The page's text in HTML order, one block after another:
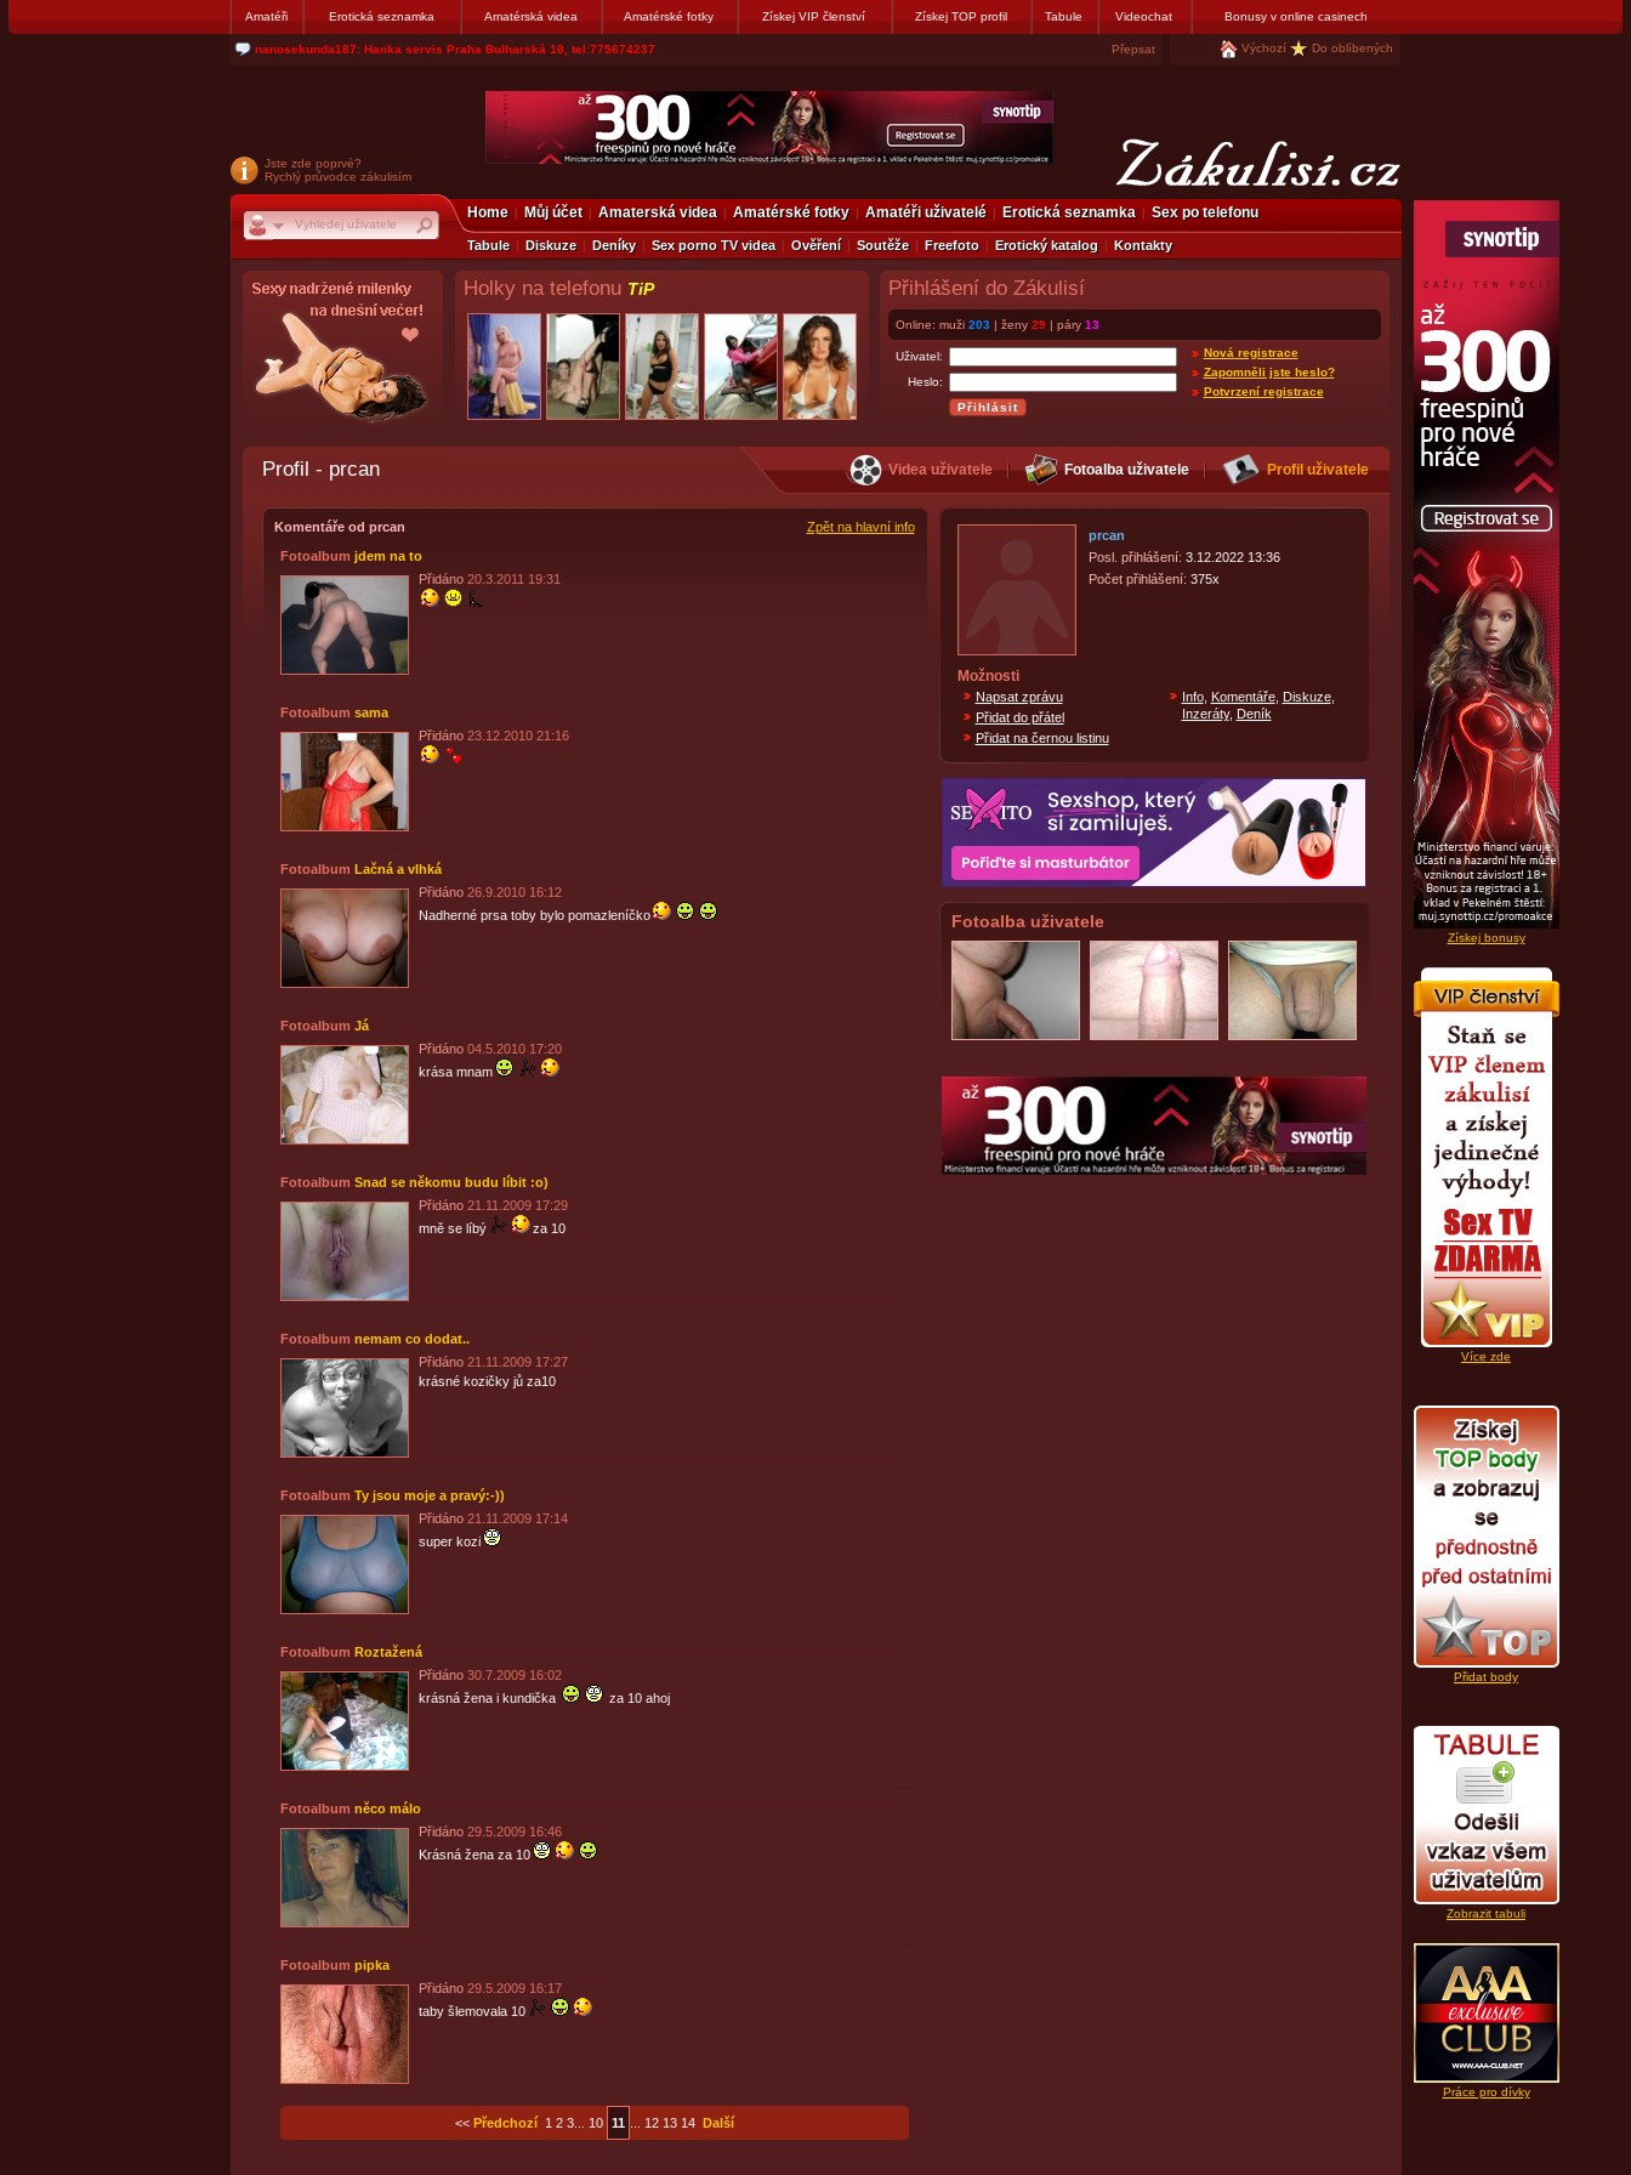
Amatéři Erotická seznamka Amatérská videa Amatérské fotky Získej VIP členství Získej TOP profil Tabule Videochat Bonusy v online casinech
nanosekunda187: Hanka servis Praha Bulharská 10, tel:775674237 Přepsat Výchozí Do oblíbených
Získej bonusy
Více zde
Přidat body
Zobrazit tabuli
Práce pro dívky
Jste zde poprvé?
Rychlý průvodce zákulisím
Home Můj účet Amaterská videa Amatérské fotky Amatéři uživatelé Erotická seznamka Sex po telefonu
Tabule Diskuze Deníky Sex porno TV videa Ověření Soutěže Freefoto Erotický katalog Kontakty
Holky na telefonu TiP Přihlášení do Zákulisí
Online: muži 203| ženy 29| páry 13
Uživatel:
Heslo:
Nová registrace
Zapomněli jste heslo?
Potvrzení registrace
Profil - prcan Videa uživatele Fotoalba uživatele Profil uživatele
Zpět na hlavní info
Komentáře od prcan
Fotoalbum jdem na to
Přidáno 20.3.2011 19:31
Fotoalbum sama
Přidáno 23.12.2010 21:16
Fotoalbum Lačná a vlhká
Přidáno 26.9.2010 16:12
Nadherné prsa toby bylo pomazleníčko
Fotoalbum Já
Přidáno 04.5.2010 17:20
krása mnam
Fotoalbum Snad se někomu budu líbit :o)
Přidáno 21.11.2009 17:29
mně se líbý
za 10
Fotoalbum nemam co dodat..
Přidáno 21.11.2009 17:27
krásné kozičky jů za10
Fotoalbum Ty jsou moje a pravý:-))
Přidáno 21.11.2009 17:14
super kozi
Fotoalbum Roztažená
Přidáno 30.7.2009 16:02
krásná žena i kundička
za 10 ahoj
Fotoalbum něco málo
Přidáno 29.5.2009 16:46
Krásná žena za 10
Fotoalbum pipka
Přidáno 29.5.2009 16:17
taby šlemovala 10
<< Předchozí 1 2 3... 10 11 12 13 14 Další
prcan
Posl. přihlášení: 3.12.2022 13:36
Počet přihlášení: 375x
Možnosti
Napsat zprávu
Přidat do přátel
Přidat na černou listinu
Info, Komentáře, Diskuze,
Inzeráty, Deník
Fotoalba uživatele